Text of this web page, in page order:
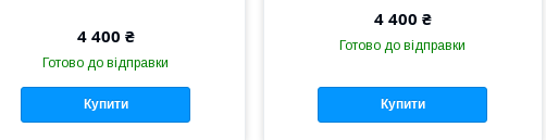
4 400 ₴
Готово до відправки
Купити
4 400 ₴
Готово до відправки
Купити